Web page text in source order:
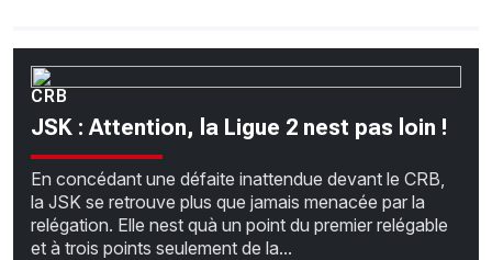
CRB
JSK : Attention, la Ligue 2 nest pas loin !
En concédant une défaite inattendue devant le CRB,
la JSK se retrouve plus que jamais menacée par la
relégation. Elle nest quà un point du premier relégable
et à trois points seulement de la...